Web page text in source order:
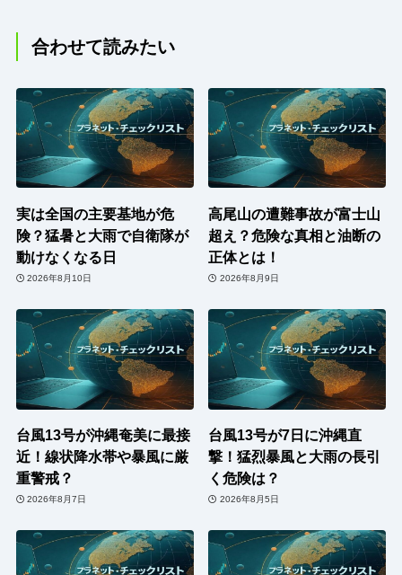
合わせて読みたい
実は全国の主要基地が危
険？猛暑と大雨で自衛隊が
動けなくなる日
2026年8月10日
高尾山の遭難事故が富士山
超え？危険な真相と油断の
正体とは！
2026年8月9日
台風13号が沖縄奄美に最接
近！線状降水帯や暴風に厳
重警戒？
2026年8月7日
台風13号が7日に沖縄直
撃！猛烈暴風と大雨の長引
く危険は？
2026年8月5日